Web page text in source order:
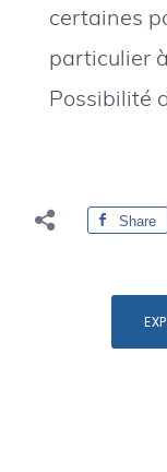
certaines
particulier
Possibilité
Share